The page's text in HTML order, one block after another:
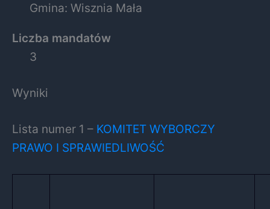
Gmina: Wisznia Mała
Liczba mandatów
3
Wyniki
Lista numer 1 – KOMITET WYBORCZY
PRAWO I SPRAWIEDLIWOŚĆ